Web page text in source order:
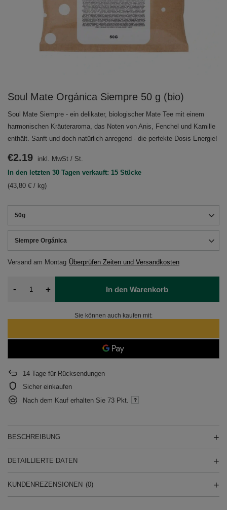
Soul Mate Orgánica Siempre 50 g (bio)
Soul Mate Siempre - ein delikater, biologischer Mate Tee mit einem
harmonischen Kräuteraroma, das Noten von Anis, Fenchel und Kamille
enthält. Sanft und doch natürlich anregend - die perfekte Dosis Energie!
50g
Siempre Orgánica
Versand am Montag Überprüfen Zeiten und Versandkosten
€2.19 inkl. MwSt / St.
In den letzten 30 Tagen verkauft: 15 Stücke
(43,80 € / kg)
- + In den Warenkorb
Sie können auch kaufen mit:
14 Tage für Rücksendungen
Sicher einkaufen
Nach dem Kauf erhalten Sie 73 Pkt.
BESCHREIBUNG
DETAILLIERTE DATEN
KUNDENREZENSIONEN (0)